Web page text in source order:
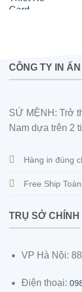
CÔNG TY IN
SỨ MỆNH: Trở
Nam dựa trên 2
Hàng in đúng
Free Ship
TRỤ SỞ CHÍNH
VP Hà Nội:
Điện thoại: